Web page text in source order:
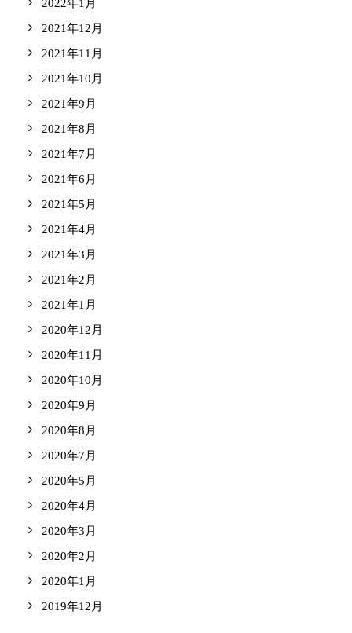
2022年1月
2021年12月
2021年11月
2021年10月
2021年9月
2021年8月
2021年7月
2021年6月
2021年5月
2021年4月
2021年3月
2021年2月
2021年1月
2020年12月
2020年11月
2020年10月
2020年9月
2020年8月
2020年7月
2020年5月
2020年4月
2020年3月
2020年2月
2020年1月
2019年12月